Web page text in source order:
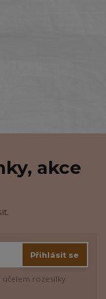
akce
Přihlásit se
účelem rozesílky